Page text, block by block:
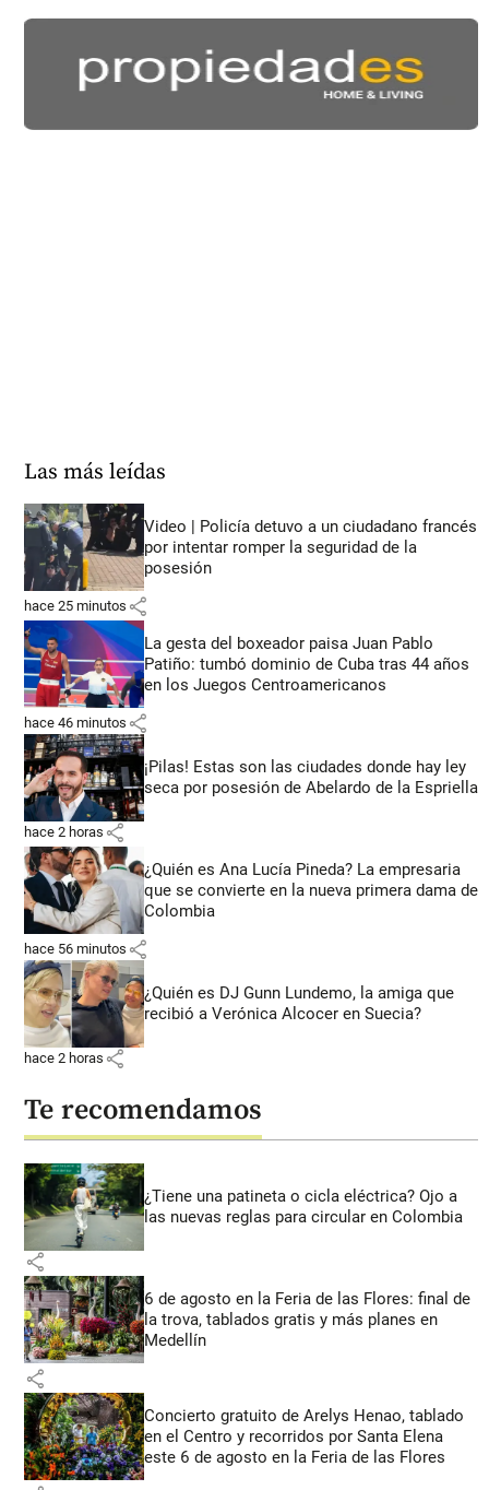
Las más leídas
Video | Policía detuvo a un ciudadano francés
por intentar romper la seguridad de la
posesión
hace 25 minutos share
La gesta del boxeador paisa Juan Pablo
Patiño: tumbó dominio de Cuba tras 44 años
en los Juegos Centroamericanos
hace 46 minutos share
¡Pilas! Estas son las ciudades donde hay ley
seca por posesión de Abelardo de la Espriella
hace 2 horas share
¿Quién es Ana Lucía Pineda? La empresaria
que se convierte en la nueva primera dama de
Colombia
hace 56 minutos share
¿Quién es DJ Gunn Lundemo, la amiga que
recibió a Verónica Alcocer en Suecia?
hace 2 horas share
Te recomendamos
¿Tiene una patineta o cicla eléctrica? Ojo a
las nuevas reglas para circular en Colombia
share
6 de agosto en la Feria de las Flores: final de
la trova, tablados gratis y más planes en
Medellín
share
Concierto gratuito de Arelys Henao, tablado
en el Centro y recorridos por Santa Elena
este 6 de agosto en la Feria de las Flores